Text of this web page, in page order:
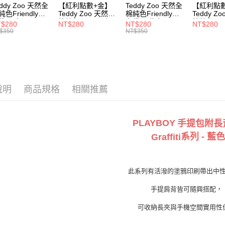
付款後7-
Zoo 天然全
色Friendly帆
-黑色
【紅利點數+金】
Teddy Zoo 天然全
棉純色Friendly帆
布袋-白色
NT$280
Teddy Zoo 天然全
棉純色Friendly帆
布袋-軍綠色
(TZB107)
NT$280
NT$350
【紅利點
Teddy
棉純色
布袋-黃色
NT$280
明 商品規格 相關推薦
PLAYBOY 手提包附長
Graffiti系列 - 藍色
此系列有活潑的塗鴉印刷帶出中
手提肩背皆可隨興搭配，
可收納長夾與手機空間實用性